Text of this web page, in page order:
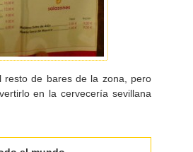
resto de bares de la zona, pero
en la cervecería sevillana